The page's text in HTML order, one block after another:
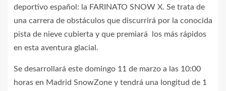
deportivo español: la FARINATO SNOW X. Se trata de
una carrera de obstáculos que discurrirá por la conocida
pista de nieve cubierta y que premiará los más rápidos
en esta aventura glacial.
Se desarrollará este domingo 11 de marzo a las 10:00
horas en Madrid SnowZone y tendrá una longitud de 1